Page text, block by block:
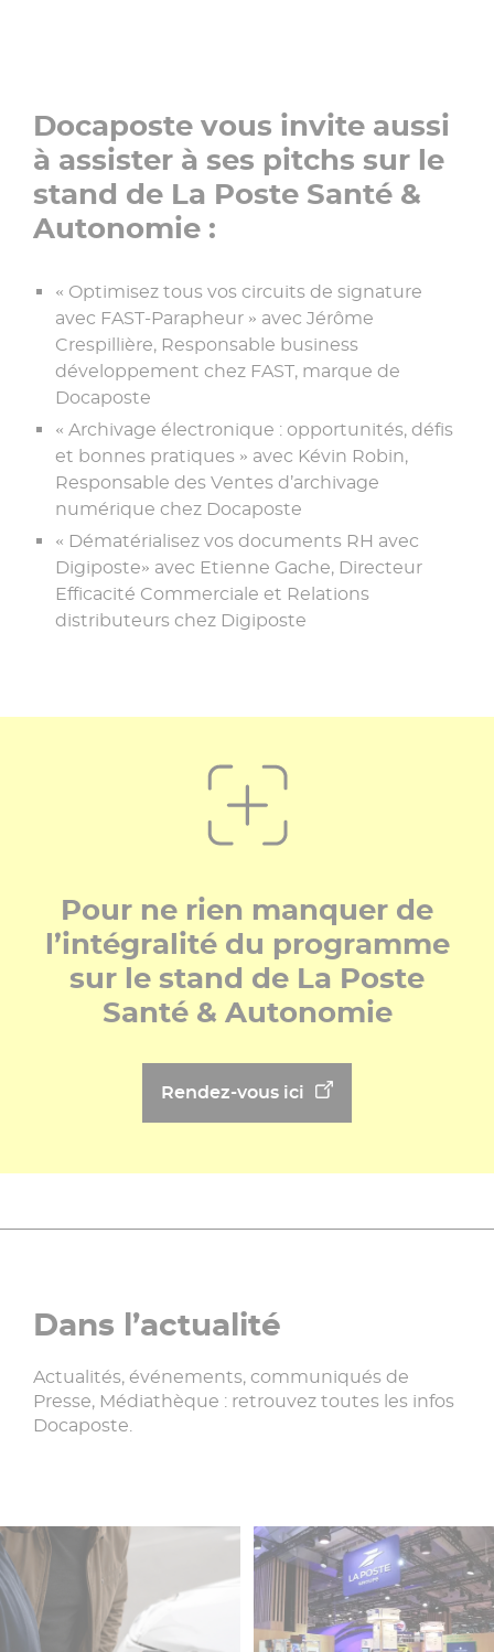
Docaposte vous invite aussi
à assister à ses pitchs sur le
stand de La Poste Santé &
Autonomie :
« Optimisez tous vos circuits de signature
avec FAST-Parapheur » avec Jérôme
Crespillière, Responsable business
développement chez FAST, marque de
Docaposte
« Archivage électronique : opportunités, défis
et bonnes pratiques » avec Kévin Robin,
Responsable des Ventes d’archivage
numérique chez Docaposte
« Dématérialisez vos documents RH avec
Digiposte» avec Etienne Gache, Directeur
Efficacité Commerciale et Relations
distributeurs chez Digiposte
Pour ne rien manquer de
l’intégralité du programme
sur le stand de La Poste
Santé & Autonomie
Rendez-vous ici
Dans l’actualité
Actualités, événements, communiqués de
Presse, Médiathèque : retrouvez toutes les infos
Docaposte.